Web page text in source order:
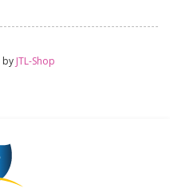
by JTL-Shop